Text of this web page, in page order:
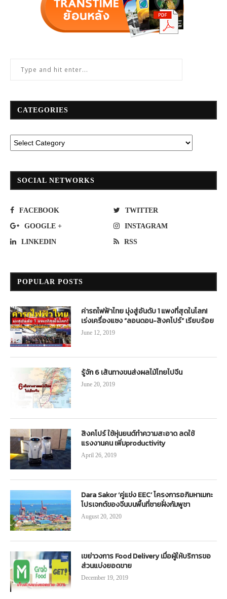
CATEGORIES
SOCIAL NETWORKS
FACEBOOK TWITTER
GOOGLE + INSTAGRAM
LINKEDIN RSS
POPULAR POSTS
ค่ารถไฟฟ้าไทย มุ่งสู่อันดับ 1 แพงที่สุดในโลก!
เร่งเครื่องแซง “ลอนดอน-สิงคโปร์” เรียบร้อย
June 12, 2019
รู้จัก 6 เส้นทางขนส่งผลไม้ไทยไปจีน
June 20, 2019
สิงคโปร์ ใช้หุ่นยนต์ทำความสะอาด ลดใช้
แรงงานคน เพิ่มproductivity
April 26, 2019
Dara Sakor ‘คู่แข่ง EEC’ โครงการอภิมหาเมกะ
โปรเจกต์ของจีนบนพื้นที่ชายฝั่งกัมพูชา
August 20, 2020
เขย่าวงการ Food Delivery เมื่อผู้ให้บริการขอ
ส่วนแบ่งยอดขาย
December 19, 2019